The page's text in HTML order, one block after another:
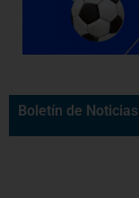
Boletín de Noticias